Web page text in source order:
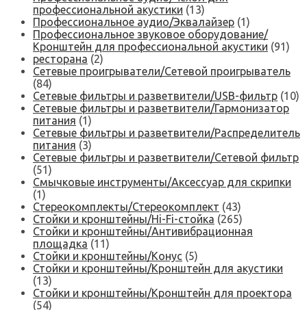
профессиональной акустики (13)
Профессиональное аудио/Эквалайзер (1)
Профессиональное звуковое оборудование/
Кронштейн для профессиональной акустики (91)
ресторана (2)
Сетевые проигрыватели/Сетевой проигрыватель
(84)
Сетевые фильтры и разветвители/USB-фильтр (10)
Сетевые фильтры и разветвители/Гармонизатор
питания (1)
Сетевые фильтры и разветвители/Распределитель
питания (3)
Сетевые фильтры и разветвители/Сетевой фильтр
(51)
Смычковые инструменты/Аксессуар для скрипки
(1)
Стереокомплекты/Стереокомплект (43)
Стойки и кронштейны/Hi-Fi-стойка (265)
Стойки и кронштейны/Антивибрационная
площадка (11)
Стойки и кронштейны/Конус (5)
Стойки и кронштейны/Кронштейн для акустики
(13)
Стойки и кронштейны/Кронштейн для проектора
(54)